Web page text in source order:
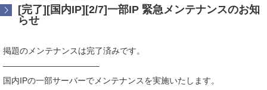
[完了][国内IP][2/7]一部IP 緊急メンテナンスのお知
らせ
掲題のメンテナンスは完了済みです。
———————————–
国内IPの一部サーバーでメンテナンスを実施いたします。